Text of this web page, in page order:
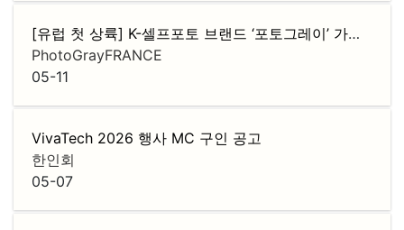
[유럽 첫 상륙] K-셀프포토 브랜드 ‘포토그레이’ 가맹점주 모집
PhotoGrayFRANCE
05-11
VivaTech 2026 행사 MC 구인 공고
한인회
05-07